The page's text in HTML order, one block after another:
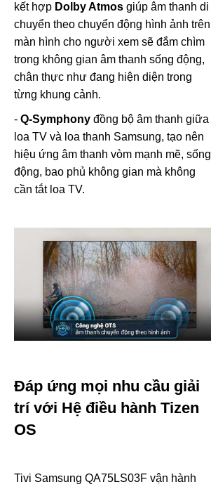
kết hợp Dolby Atmos giúp âm thanh di
chuyển theo chuyển động hình ảnh trên
màn hình cho người xem sẽ đắm chìm
trong không gian âm thanh sống động,
chân thực như đang hiện diện trong
từng khung cảnh.
- Q-Symphony đồng bộ âm thanh giữa
loa TV và loa thanh Samsung, tạo nên
hiệu ứng âm thanh vòm mạnh mẽ, sống
động, bao phủ không gian mà không
cần tắt loa TV.
Đáp ứng mọi nhu cầu giải
trí với Hệ điều hành Tizen
OS
Tivi Samsung QA75LS03F vận hành